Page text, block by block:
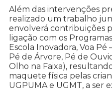
Além das intervenções
realizado um trabalho
envolverá contribuições
ligação com os
Escola Inovadora, Voa Pé
Pé de Árvore, Pé de
Olho na Faixa),
maquete física pelas
UGPUMA e UGMT, a ser